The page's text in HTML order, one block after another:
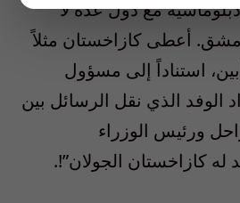
مع دول عدّة لا
أعطى كازاخستان مثلاً
استناداً إلى مسؤول
الوفد الذي نقل الرسائل بين
ورئيس الوزراء
له كازاخستان الجولان”!.